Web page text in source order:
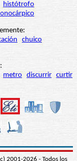
histótrofo
chuico
metro discurrir curtir
2001-2026 - Todos los